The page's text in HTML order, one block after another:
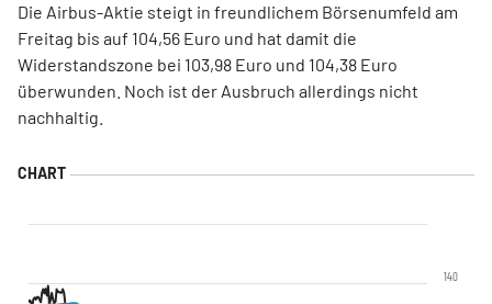
Die Airbus-Aktie steigt in freundlichem Börsenumfeld am
Freitag bis auf 104,56 Euro und hat damit die
Widerstandszone bei 103,98 Euro und 104,38 Euro
überwunden. Noch ist der Ausbruch allerdings nicht
nachhaltig.
140